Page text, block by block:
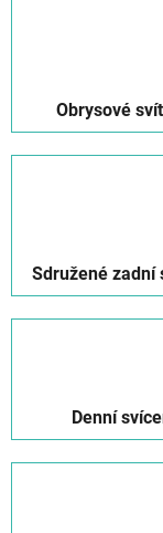
Obrysové
Sdružené zadní
Denní